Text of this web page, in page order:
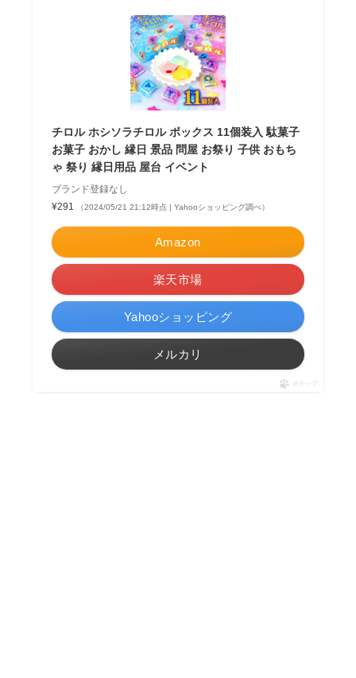
チロル ホシソラチロル ボックス 11個装入 駄菓子
お菓子 おかし 縁日 景品 問屋 お祭り 子供 おもち
ゃ 祭り 縁日用品 屋台 イベント
ブランド登録なし
¥291
（2024/05/21 21:12時点 | Yahooショッピング調べ）
Amazon
楽天市場
Yahooショッピング
メルカリ
ポチップ